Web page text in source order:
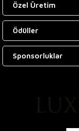
Özel Üretim
Ödüller
Sponsorluklar